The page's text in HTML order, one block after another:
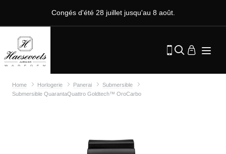
Congés d'été 28 juillet jusqu'au 8 août.
Home Horlogerie Panerai
Submersible
Submersible QuarantaQuattro Goldtech™ OroCarbo